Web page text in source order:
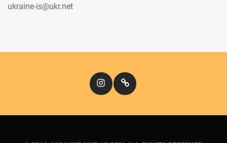
ukraine-is@ukr.net
InstagramКіномандри